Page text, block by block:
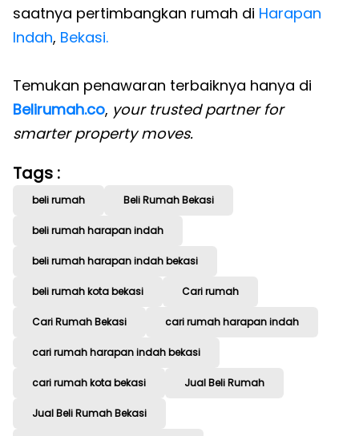
saatnya pertimbangkan rumah di Harapan
Indah, Bekasi.
Temukan penawaran terbaiknya hanya di
Belirumah.co, your trusted partner for
smarter property moves.
Tags :
beli rumah Beli Rumah Bekasi
beli rumah harapan indah
beli rumah harapan indah bekasi
beli rumah kota bekasi Cari rumah
Cari Rumah Bekasi cari rumah harapan indah
cari rumah harapan indah bekasi
cari rumah kota bekasi Jual Beli Rumah
Jual Beli Rumah Bekasi